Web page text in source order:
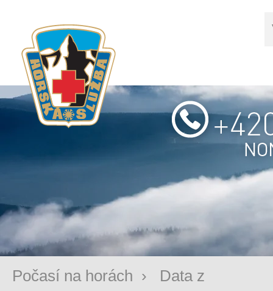
Počasí na horách ›
Data z